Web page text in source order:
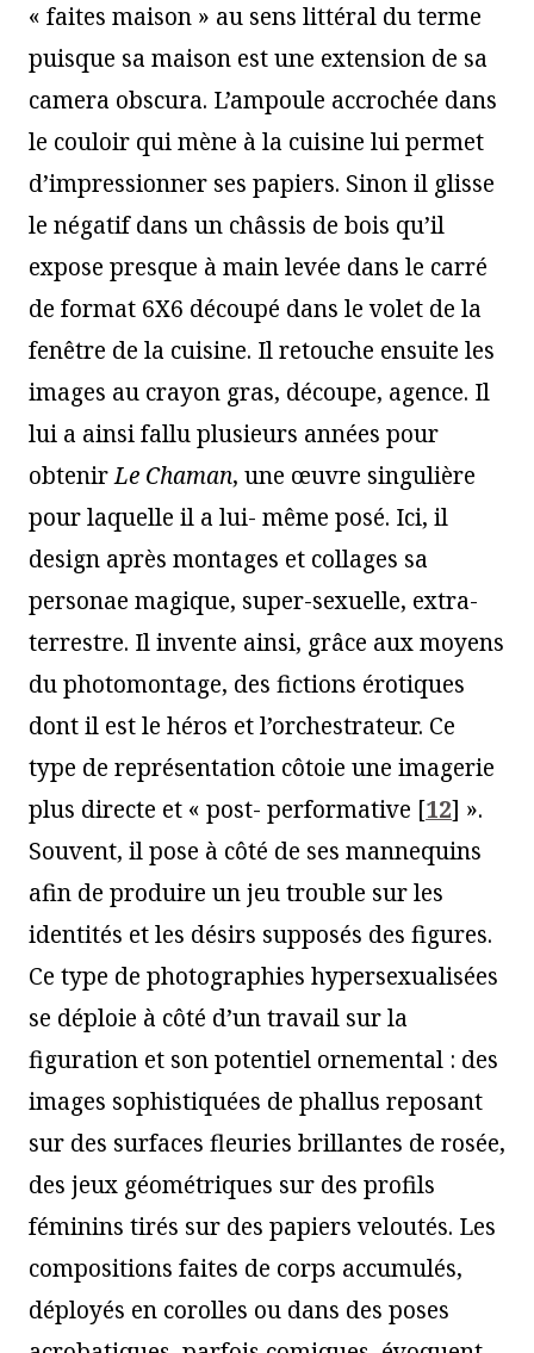
« faites maison » au sens littéral du terme
puisque sa maison est une extension de sa
camera obscura. L’ampoule accrochée dans
le couloir qui mène à la cuisine lui permet
d’impressionner ses papiers. Sinon il glisse
le négatif dans un châssis de bois qu’il
expose presque à main levée dans le carré
de format 6X6 découpé dans le volet de la
fenêtre de la cuisine. Il retouche ensuite les
images au crayon gras, découpe, agence. Il
lui a ainsi fallu plusieurs années pour
obtenirLe Chaman, une œuvre singulière
pour laquelle il a lui- même posé. Ici, il
design après montages et collages sa
personae magique, super-sexuelle, extra-
terrestre. Il invente ainsi, grâce aux moyens
du photomontage, des fictions érotiques
dont il est le héros et l’orchestrateur. Ce
type de représentation côtoie une imagerie
plus directe et « post- performative [12] ».
Souvent, il pose à côté de ses mannequins
afin de produire un jeu trouble sur les
identités et les désirs supposés des figures.
Ce type de photographies hypersexualisées
se déploie à côté d’un travail sur la
figuration et son potentiel ornemental : des
images sophistiquées de phallus reposant
sur des surfaces fleuries brillantes de rosée,
des jeux géométriques sur des profils
féminins tirés sur des papiers veloutés. Les
compositions faites de corps accumulés,
déployés en corolles ou dans des poses